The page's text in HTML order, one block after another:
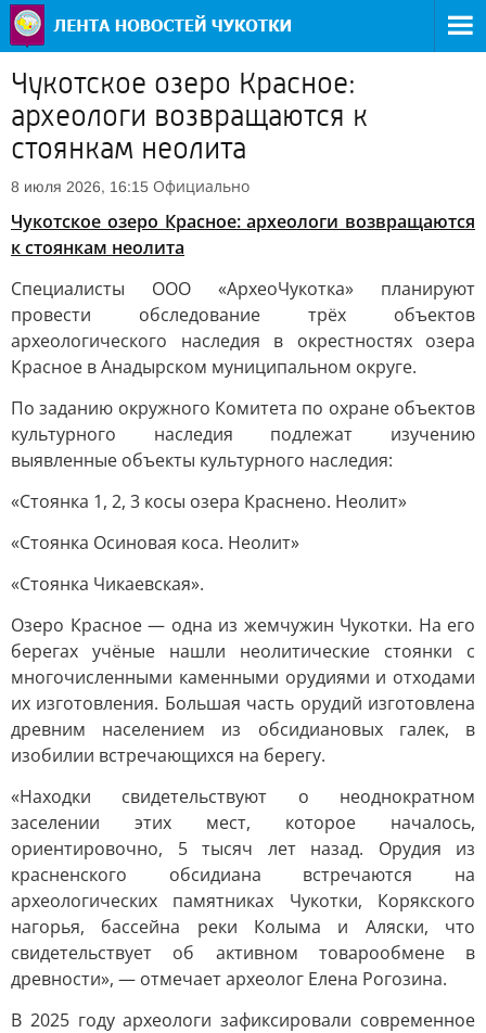
Чукотское озеро Красное:
археологи возвращаются к
стоянкам неолита
8 июля 2026, 16:15 Официально
Чукотское озеро Красное: археологи возвращаются
к стоянкам неолита
Специалисты ООО «АрхеоЧукотка» планируют
провести обследование трёх объектов
археологического наследия в окрестностях озера
Красное в Анадырском муниципальном округе.
По заданию окружного Комитета по охране объектов
культурного наследия подлежат изучению
выявленные объекты культурного наследия:
«Стоянка 1, 2, 3 косы озера Краснено. Неолит»
«Стоянка Осиновая коса. Неолит»
«Стоянка Чикаевская».
Озеро Красное — одна из жемчужин Чукотки. На его
берегах учёные нашли неолитические стоянки с
многочисленными каменными орудиями и отходами
их изготовления. Большая часть орудий изготовлена
древним населением из обсидиановых галек, в
изобилии встречающихся на берегу.
«Находки свидетельствуют о неоднократном
заселении этих мест, которое началось,
ориентировочно, 5 тысяч лет назад. Орудия из
красненского обсидиана встречаются на
археологических памятниках Чукотки, Корякского
нагорья, бассейна реки Колыма и Аляски, что
свидетельствует об активном товарообмене в
древности», — отмечает археолог Елена Рогозина.
В 2025 году археологи зафиксировали современное